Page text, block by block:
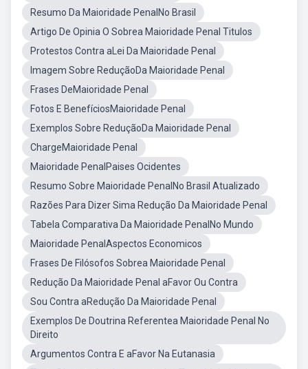
Resumo Da Maioridade PenalNo Brasil
Artigo De Opinia O Sobrea Maioridade Penal Titulos
Protestos Contra aLei Da Maioridade Penal
Imagem Sobre ReduçãoDa Maioridade Penal
Frases DeMaioridade Penal
Fotos E BenefíciosMaioridade Penal
Exemplos Sobre ReduçãoDa Maioridade Penal
ChargeMaioridade Penal
Maioridade PenalPaises Ocidentes
Resumo Sobre Maioridade PenalNo Brasil Atualizado
Razões Para Dizer Sima Redução Da Maioridade Penal
Tabela Comparativa Da Maioridade PenalNo Mundo
Maioridade PenalAspectos Economicos
Frases De Filósofos Sobrea Maioridade Penal
Redução Da Maioridade Penal aFavor Ou Contra
Sou Contra aRedução Da Maioridade Penal
Exemplos De Doutrina Referentea Maioridade Penal No
Direito
Argumentos Contra E aFavor Na Eutanasia